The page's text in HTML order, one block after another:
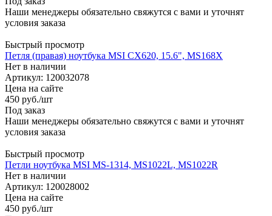
Наши менеджеры обязательно свяжутся с вами и уточнят
условия заказа
Быстрый просмотр
Петля (правая) ноутбука MSI CX620, 15.6", MS168X
Нет в наличии
Артикул: 120032078
Цена на сайте
450 руб./шт
Под заказ
Наши менеджеры обязательно свяжутся с вами и уточнят
условия заказа
Быстрый просмотр
Петли ноутбука MSI MS-1314, MS1022L, MS1022R
Нет в наличии
Артикул: 120028002
Цена на сайте
450 руб./шт